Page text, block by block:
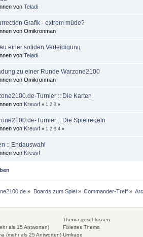
von Teladi
Grafik - extrem müde?
von Omikronman
einer soliden Verteidigung
von Teladi
zu einer Runde Warzone2100
von Omikronman
Turnier :: Die Karten
von Kreuvf « 1 2 3 »
Turnier :: Die Spielregeln
von Kreuvf « 1 2 3 4 »
:: Endauswahl
von Kreuvf
» Boards zum Spiel» Commander-Treff»
als 15 Antworten)
(mehr als 25 Antworten)
Thema geschlossen
Fixiertes Thema
Umfrage